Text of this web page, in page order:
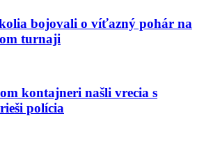
bojovali o víťazný pohár na
turnaji
kontajneri našli vrecia s
polícia